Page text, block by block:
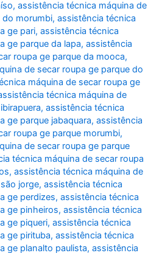
,assistência técnica máquina de
do morumbi,assistência técnica
ge pari,assistência técnica
ge parque da lapa,assistência
roupa ge parque da mooca,
de secar roupa ge parque do
máquina de secar roupa ge
técnica máquina de
,assistência técnica
ge parque jabaquara,assistência
roupa ge parque morumbi,
de secar roupa ge parque
técnica máquina de secar roupa
,assistência técnica máquina de
jorge,assistência técnica
ge perdizes,assistência técnica
ge pinheiros,assistência técnica
ge piqueri,assistência técnica
ge pirituba,assistência técnica
ge planalto paulista,assistência